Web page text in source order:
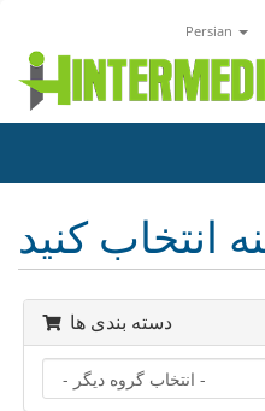
Persian
دسته بندی ها